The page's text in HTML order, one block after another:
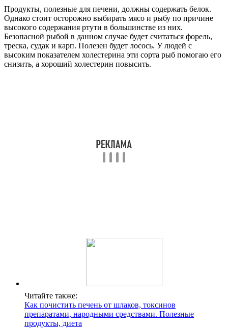
Продукты, полезные для печени, должны содержать белок.
Однако стоит осторожно выбирать мясо и рыбу по причине
высокого содержания ртути в большинстве из них.
Безопасной рыбой в данном случае будет считаться форель,
треска, судак и карп. Полезен будет лосось. У людей с
высоким показателем холестерина эти сорта рыб помогаю его
снизить, а хороший холестерин повысить.
Читайте также:
Как почистить печень от шлаков, токсинов
препаратами, народными средствами. Полезные
продукты, диета